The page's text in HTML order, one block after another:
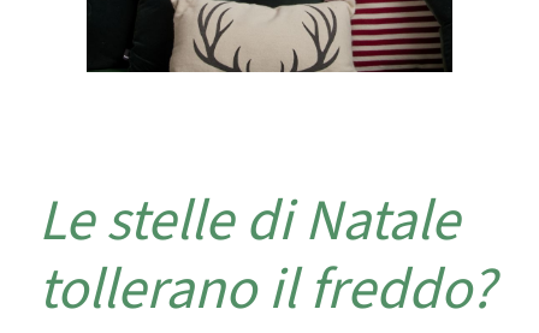
Le stelle di Natale
tollerano il freddo?